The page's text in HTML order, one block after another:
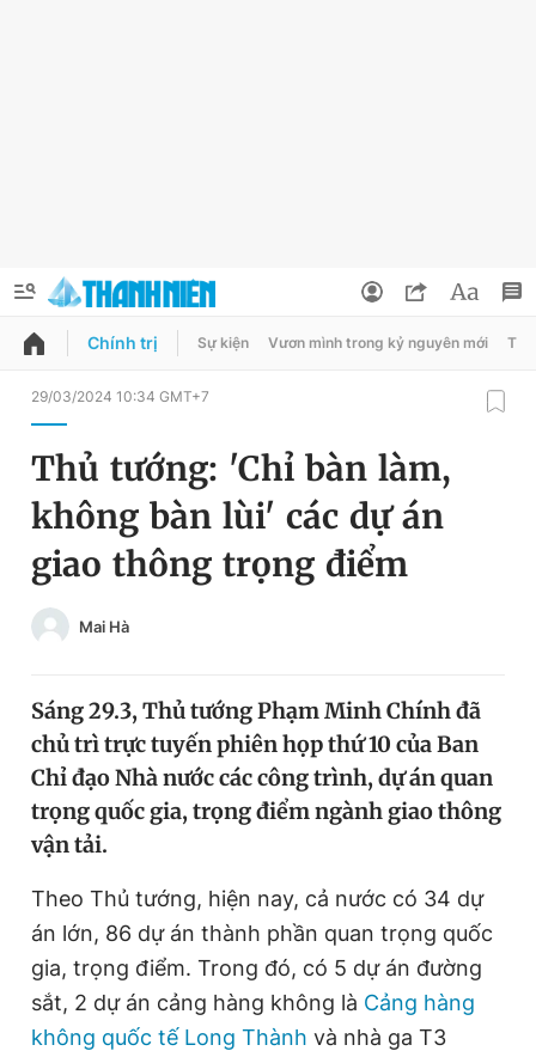
QUẢNG CÁO ĐẶT BÁO
Chuyên mục
Chuyên mục khác
Chào ngày mới
Video Magazine
Sản phẩm khác
Tiện ích Bạn cần biết
Thông tin tòa soạn Liên hệ quảng cáo
Đổi mật khẩu
Tin đã lưu
Chính trị Sự kiện Vươn mình trong kỷ nguyên mới
29/03/2024 10:34 GMT+7
Thủ tướng: 'Chỉ bàn làm,
không bàn lùi' các dự án
giao thông trọng điểm
Mai Hà
Sáng 29.3, Thủ tướng Phạm Minh Chính đã
chủ trì trực tuyến phiên họp thứ 10 của Ban
Chỉ đạo Nhà nước các công trình, dự án quan
trọng quốc gia, trọng điểm ngành giao thông
vận tải.
Theo Thủ tướng, hiện nay, cả nước có 34 dự
án lớn, 86 dự án thành phần quan trọng quốc
gia, trọng điểm. Trong đó, có 5 dự án đường
sắt, 2 dự án cảng hàng không là Cảng hàng
không quốc tế Long Thành và nhà ga T3